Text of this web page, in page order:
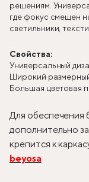
решениям.
где фокус смещен
светильники,
Свойства:
Универсальный
Широкий
Большая цветовая
Для обеспечения
дополнительно
крепится к
beyosa